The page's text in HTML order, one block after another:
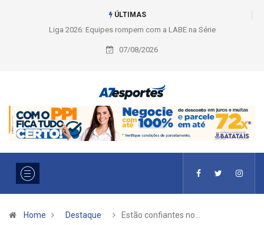
ÚLTIMAS
Liga 2026: Equipes rompem com a LABE na Série Ouro e entidade define
a 2° fase, times e formato
07/08/2026
Home Destaque Estão confiantes no…